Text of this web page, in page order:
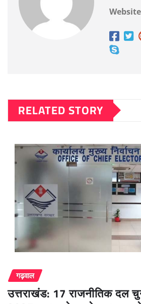
RELATED STORY
गढ़वाल
उत्तराखंड: 17 राजनीतिक दल